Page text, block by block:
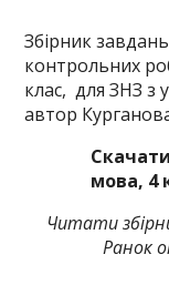
Збірник
контрольних
клас, для ЗНЗ з
автор
Скачати
мова, 4
Читати
Ранок